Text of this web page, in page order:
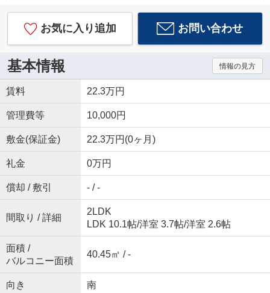
お気に入り追加 お問い合わせ
基本情報 情報の見方
賃料 22.3万円
管理費等 10,000円
敷金(保証金) 22.3万円(0ヶ月)
礼金 0万円
償却 / 敷引 - / -
間取り / 詳細
2LDK
LDK 10.1帖/洋室 3.7帖/洋室 2.6帖
面積 /
バルコニー面積
40.45㎡ / -
向き 南